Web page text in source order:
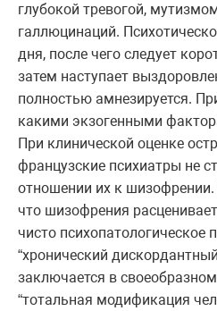
глубокой тревогой,
галлюцинаций.
дня, после чего следует
затем наступает
полностью амнезируется.
какими экзогенными
При клинической оценке
французские психиатры не
отношении их к шизофрении.
что шизофрения
чисто психопатологическое
“хронический
заключается в
“тотальная модификация